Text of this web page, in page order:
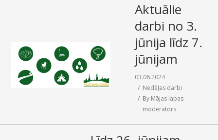
Aktuālie
darbi no 3.
jūnija līdz 7.
jūnijam
03.06.2024
Nedēļas darbi
By Mājas lapas
moderators